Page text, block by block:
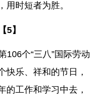
用时短者为胜。
5】
106个“三八”国际劳动
快乐、祥和的节日，
的工作和学习中去，